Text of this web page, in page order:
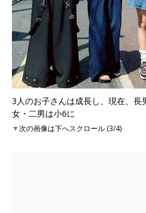
3人のお子さんは成長し、現在、
女・二男は小6に
▼次の画像は下へスクロール (3/4)